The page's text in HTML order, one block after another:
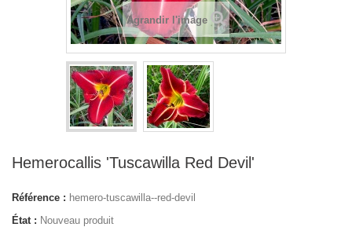
Agrandir l'image
Hemerocallis 'Tuscawilla Red Devil'
Référence : hemero-tuscawilla--red-devil
État : Nouveau produit